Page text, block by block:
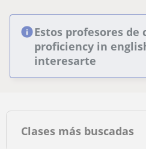
Estos profesores
proficiency in
interesarte
Clases más buscadas